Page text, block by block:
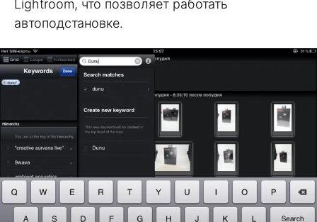
Lightroom, что позволяет работать
автоподстановке.